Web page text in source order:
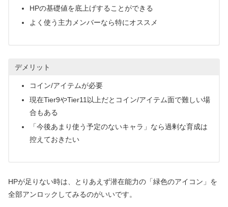
HPの基礎値を底上げすることができる
よく使う主力メンバーなら特にオススメ
デメリット
コイン/アイテムが必要
現在Tier9やTier11以上だとコイン/アイテム面で難しい場
合もある
「今後あまり使う予定のないキャラ」なら過剰な育成は
控えておきたい
HPが足りない時は、とりあえず潜在能力の「緑色のアイコン」を
全部アンロックしてみるのがいいです。